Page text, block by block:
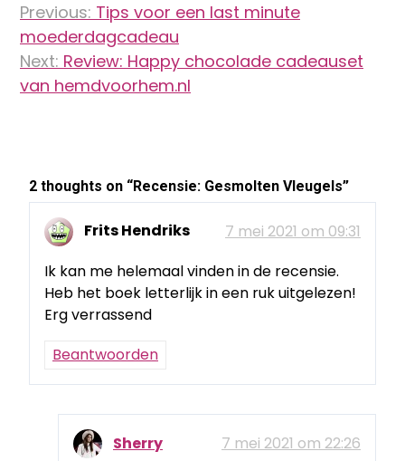
navigatie
Previous: Tips voor een last minute
moederdagcadeau
Next: Review: Happy chocolade cadeauset
van hemdvoorhem.nl
2 thoughts on “Recensie: Gesmolten Vleugels”
Frits Hendriks
7 mei 2021 om 09:31
Ik kan me helemaal vinden in de recensie.
Heb het boek letterlijk in een ruk uitgelezen!
Erg verrassend
Beantwoorden
Sherry 7 mei 2021 om 22:26